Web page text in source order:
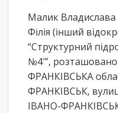
Малик
Філія (інший
“Структурний
№4′”,
ФРАНКІВСЬКА
ФРАНКІВСЬК,
ІВАНО-